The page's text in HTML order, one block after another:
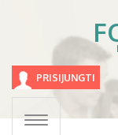
PRISIJUNGTI
Toggle